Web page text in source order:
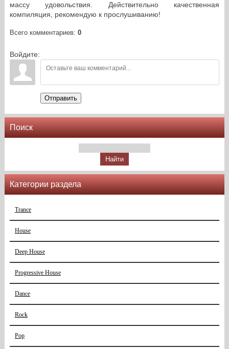
массу удовольствия. Действительно качественная
компиляция, рекомендую к прослушиванию!
Всего комментариев: 0
Войдите:
Отправить
Поиск
Категории раздела
Trance
House
Deep House
Progressive House
Dance
Rock
Pop